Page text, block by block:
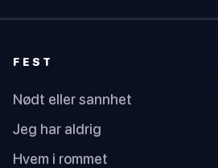
FEST
Nødt eller sannhet
Jeg har aldrig
Hvem i rommet